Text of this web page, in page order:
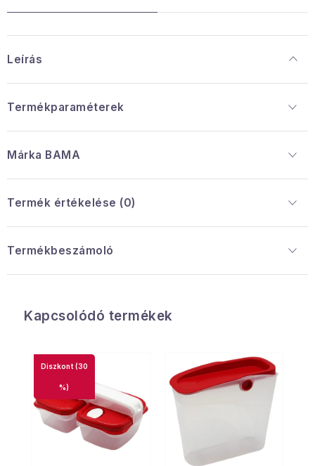
Leírás
Termékparaméterek
Márka BAMA
Termék értékelése (0)
Termékbeszámoló
Kapcsolódó termékek
(30
%)